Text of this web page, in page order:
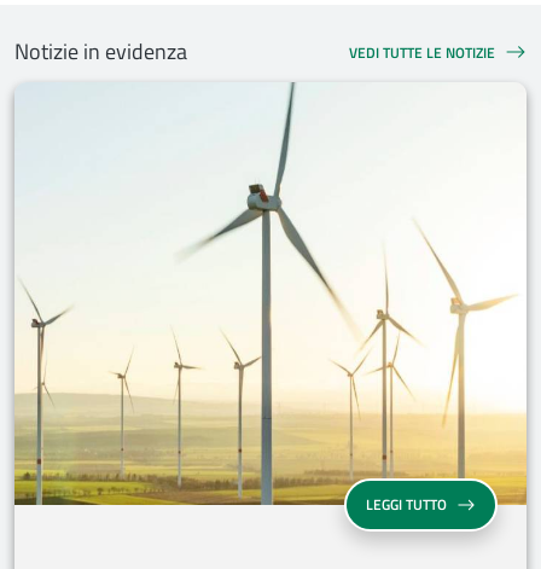
Notizie in evidenza VEDI TUTTE LE NOTIZIE
NOTIZIE IN EVIDENZA
LEGGI TUTTOCONTRATTI DI